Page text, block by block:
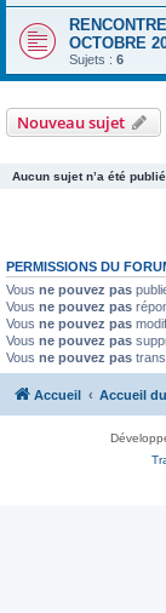
OCTOBRE
Sujets : 6
Nouveau sujet
Aucun sujet n’a été
PERMISSIONS DU
Vous ne pouvez pas
Vous ne pouvez pas
Vous ne pouvez pas
Vous ne pouvez pas
Vous ne pouvez pas
Accueil Accueil